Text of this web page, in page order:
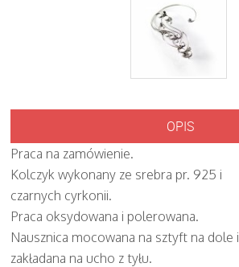
OPIS
Praca na zamówienie.
Kolczyk wykonany ze srebra pr. 925 i
czarnych cyrkonii.
Praca oksydowana i polerowana.
Nausznica mocowana na sztyft na dole i
zakładana na ucho z tyłu.